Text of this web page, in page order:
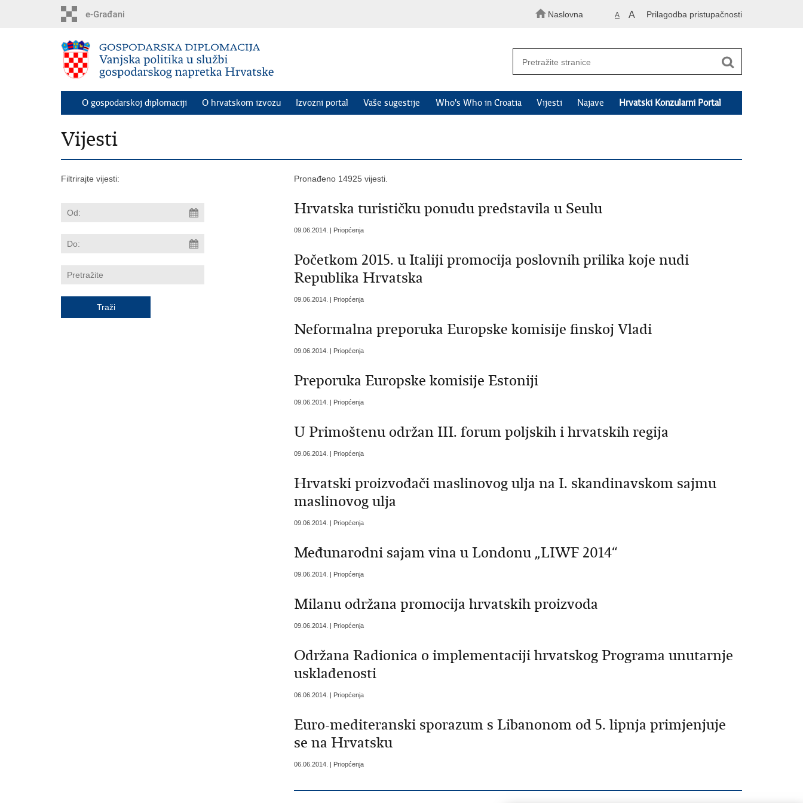
Naslovna A A Prilagodba pristupačnosti
O gospodarskoj diplomaciji O hrvatskom izvozu Izvozni portal Vaše sugestije Who's Who in Croatia Vijesti Najave Hrvatski Konzularni Portal
Vijesti
Filtrirajte vijesti: Pronađeno 14925 vijesti.
Hrvatska turističku ponudu predstavila u Seulu
09.06.2014. | Priopćenja
Početkom 2015. u Italiji promocija poslovnih prilika koje nudi
Republika Hrvatska
09.06.2014. | Priopćenja
Neformalna preporuka Europske komisije finskoj Vladi
09.06.2014. | Priopćenja
Preporuka Europske komisije Estoniji
09.06.2014. | Priopćenja
U Primoštenu održan III. forum poljskih i hrvatskih regija
09.06.2014. | Priopćenja
Hrvatski proizvođači maslinovog ulja na I. skandinavskom sajmu
maslinovog ulja
09.06.2014. | Priopćenja
Međunarodni sajam vina u Londonu „LIWF 2014“
09.06.2014. | Priopćenja
Milanu održana promocija hrvatskih proizvoda
09.06.2014. | Priopćenja
Održana Radionica o implementaciji hrvatskog Programa unutarnje
usklađenosti
06.06.2014. | Priopćenja
Euro-mediteranski sporazum s Libanonom od 5. lipnja primjenjuje
se na Hrvatsku
06.06.2014. | Priopćenja